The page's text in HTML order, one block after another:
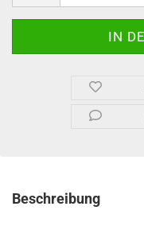
Beschreibung